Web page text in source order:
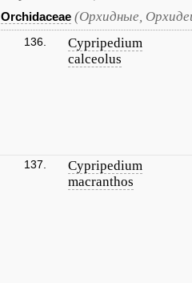
Orchidaceae (Орхидные,
136.
Cypripedium
calceolus
137.
Cypripedium
macranthos